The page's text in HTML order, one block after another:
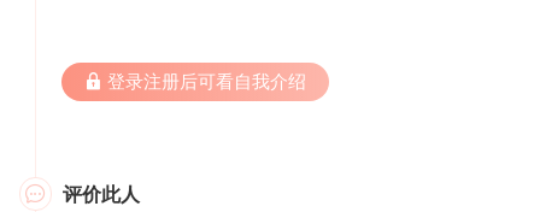
 登录注册后可看自我介绍
 评价此人